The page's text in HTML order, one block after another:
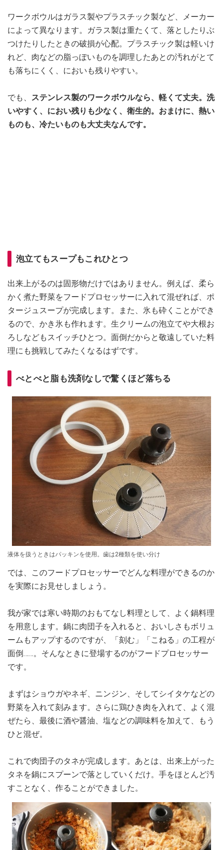
ワークボウルはガラス製やプラスチック製など、メーカー
によって異なります。ガラス製は重たくて、落としたりぶ
つけたりしたときの破損が心配。プラスチック製は軽いけ
れど、肉などの脂っぽいものを調理したあとの汚れがとて
も落ちにくく、においも残りやすい。
でも、 ステンレス製のワークボウルなら、軽くて丈夫。洗
いやすく、におい残りも少なく、衛生的。おまけに、熱い
ものも、冷たいものも大丈夫なんです。
泡立てもスープもこれひとつ
出来上がるのは固形物だけではありません。例えば、柔ら
かく煮た野菜をフードプロセッサーに入れて混ぜれば、ポ
タージュスープが完成します。また、氷も砕くことができ
るので、かき氷も作れます。生クリームの泡立てや大根お
ろしなどもスイッチひとつ。面倒だからと敬遠していた料
理にも挑戦してみたくなるはずです。
べとべと脂も洗剤なしで驚くほど落ちる
液体を扱うときはパッキンを使用。歯は2種類を使い分け
では、このフードプロセッサーでどんな料理ができるのか
を実際にお見せしましょう。
我が家では寒い時期のおもてなし料理として、よく鍋料理
を用意します。鍋に肉団子を入れると、おいしさもボリュ
ームもアップするのですが、「刻む」「こねる」の工程が
面倒……。そんなときに登場するのがフードプロセッサー
です。
まずはショウガやネギ、ニンジン、そしてシイタケなどの
野菜を入れて刻みます。さらに鶏ひき肉を入れて、よく混
ぜたら、最後に酒や醤油、塩などの調味料を加えて、もう
ひと混ぜ。
これで肉団子のタネが完成します。あとは、出来上がった
タネを鍋にスプーンで落としていくだけ。手をほとんど汚
すことなく、作ることができました。